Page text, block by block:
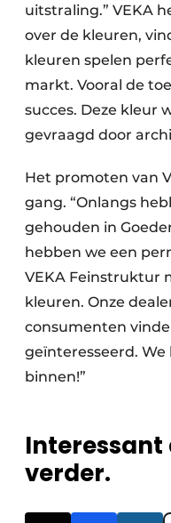
uitstraling.” VEKA
over de kleuren,
kleuren spelen
markt. Vooral de
succes. Deze kleur
gevraagd door
Het promoten van
gang. “Onlangs
gehouden in
hebben we een
VEKA Feinstruktur
kleuren. Onze
consumenten
geïnteresseerd.
binnen!”
Interessant
verder.